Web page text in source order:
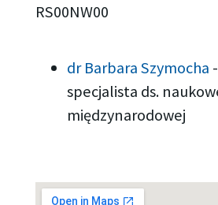
RS00NW00
dr Barbara Szymocha
specjalista ds.
międzynarodowej